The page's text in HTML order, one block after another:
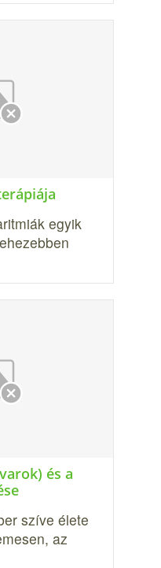
egyik
és a
szíve élete
az